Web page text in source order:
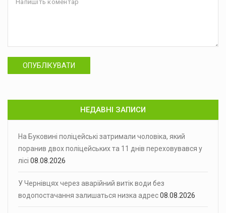
ОПУБЛІКУВАТИ
НЕДАВНІ ЗАПИСИ
На Буковині поліцейські затримали чоловіка, який
поранив двох поліцейських та 11 днів переховувався у
лісі 08.08.2026
У Чернівцях через аварійний витік води без
водопостачання залишаться низка адрес08.08.2026